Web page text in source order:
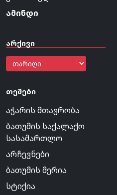
ამინდი
არქივი
თემები
აჭარის მთავრობა
ბათუმის საქალაქო
სასამართლო
არჩევნები
ბათუმის მერია
სტიქია